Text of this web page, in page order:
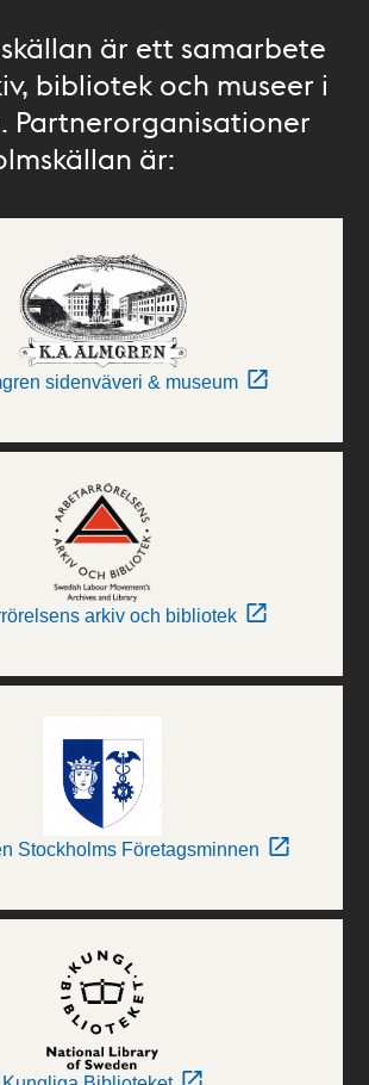
är ett samarbete
bibliotek och museer i
Partnerorganisationer
är:
sidenväveri & museum
arkiv och bibliotek
Stockholms Företagsminnen